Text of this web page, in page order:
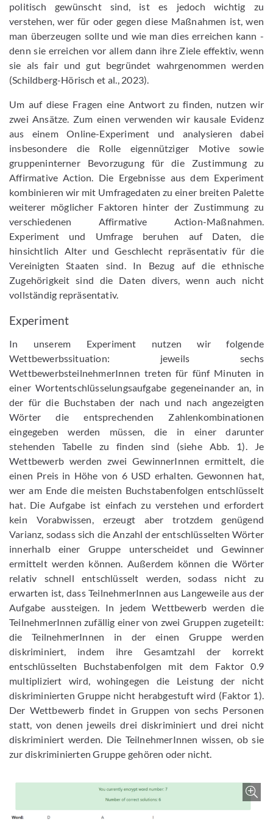
politisch gewünscht sind, ist es jedoch wichtig zu
verstehen, wer für oder gegen diese Maßnahmen ist, wen
man überzeugen sollte und wie man dies erreichen kann -
denn sie erreichen vor allem dann ihre Ziele effektiv, wenn
sie als fair und gut begründet wahrgenommen werden
(Schildberg-Hörisch et al., 2023).
Um auf diese Fragen eine Antwort zu finden, nutzen wir
zwei Ansätze. Zum einen verwenden wir kausale Evidenz
aus einem Online-Experiment und analysieren dabei
insbesondere die Rolle eigennütziger Motive sowie
gruppeninterner Bevorzugung für die Zustimmung zu
Affirmative Action. Die Ergebnisse aus dem Experiment
kombinieren wir mit Umfragedaten zu einer breiten Palette
weiterer möglicher Faktoren hinter der Zustimmung zu
verschiedenen Affirmative Action-Maßnahmen.
Experiment und Umfrage beruhen auf Daten, die
hinsichtlich Alter und Geschlecht repräsentativ für die
Vereinigten Staaten sind. In Bezug auf die ethnische
Zugehörigkeit sind die Daten divers, wenn auch nicht
vollständig repräsentativ.
Experiment
In unserem Experiment nutzen wir folgende
Wettbewerbssituation: jeweils sechs
WettbewerbsteilnehmerInnen treten für fünf Minuten in
einer Wortentschlüsselungsaufgabe gegeneinander an, in
der für die Buchstaben der nach und nach angezeigten
Wörter die entsprechenden Zahlenkombinationen
eingegeben werden müssen, die in einer darunter
stehenden Tabelle zu finden sind (siehe Abb. 1). Je
Wettbewerb werden zwei GewinnerInnen ermittelt, die
einen Preis in Höhe von 6 USD erhalten. Gewonnen hat,
wer am Ende die meisten Buchstabenfolgen entschlüsselt
hat. Die Aufgabe ist einfach zu verstehen und erfordert
kein Vorabwissen, erzeugt aber trotzdem genügend
Varianz, sodass sich die Anzahl der entschlüsselten Wörter
innerhalb einer Gruppe unterscheidet und Gewinner
ermittelt werden können. Außerdem können die Wörter
relativ schnell entschlüsselt werden, sodass nicht zu
erwarten ist, dass TeilnehmerInnen aus Langeweile aus der
Aufgabe aussteigen. In jedem Wettbewerb werden die
TeilnehmerInnen zufällig einer von zwei Gruppen zugeteilt:
die TeilnehmerInnen in der einen Gruppe werden
diskriminiert, indem ihre Gesamtzahl der korrekt
entschlüsselten Buchstabenfolgen mit dem Faktor 0.9
multipliziert wird, wohingegen die Leistung der nicht
diskriminierten Gruppe nicht herabgestuft wird (Faktor 1).
Der Wettbewerb findet in Gruppen von sechs Personen
statt, von denen jeweils drei diskriminiert und drei nicht
diskriminiert werden. Die TeilnehmerInnen wissen, ob sie
zur diskriminierten Gruppe gehören oder nicht.